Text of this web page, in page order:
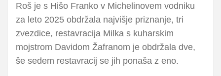
Roš je s Hišo Franko v Michelinovem vodniku
za leto 2025 obdržala najvišje priznanje, tri
zvezdice, restavracija Milka s kuharskim
mojstrom Davidom Žafranom je obdržala dve,
še sedem restavracij se jih ponaša z eno.